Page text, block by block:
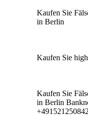
Kaufen Sie
in Berlin
Kaufen Sie
Kaufen Sie
in Berlin